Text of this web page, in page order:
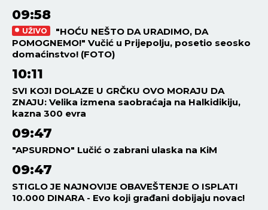
09:58
UŽIVO
"HOĆU NEŠTO DA URADIMO, DA
POMOGNEMO!" Vučić u Prijepolju, posetio seosko
domaćinstvo! (FOTO)
10:11
SVI KOJI DOLAZE U GRČKU OVO MORAJU DA
ZNAJU: Velika izmena saobraćaja na Halkidikiju,
kazna 300 evra
09:47
"APSURDNO" Lučić o zabrani ulaska na KiM
09:47
STIGLO JE NAJNOVIJE OBAVEŠTENJE O ISPLATI
10.000 DINARA - Evo koji građani dobijaju novac!